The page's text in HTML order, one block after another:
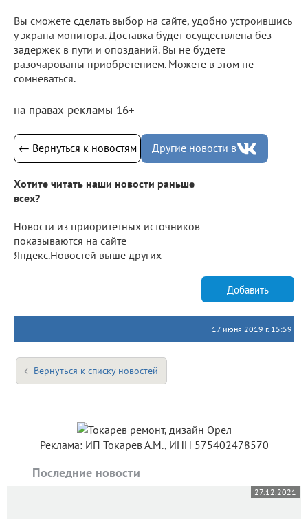
Вы сможете сделать выбор на сайте, удобно устроившись
у экрана монитора. Доставка будет осуществлена без
задержек в пути и опозданий. Вы не будете
разочарованы приобретением. Можете в этом не
сомневаться.
на правах рекламы 16+
← Вернуться к новостям Другие новости в
Хотите читать наши новости раньше
всех?
Новости из приоритетных источников
показываются на сайте
Яндекс.Новостей выше других
Добавить
17 июня 2019 г. 15:59
Вернуться к списку новостей
Реклама: ИП Токарев А.М., ИНН 575402478570
Последние новости
27.12.2021